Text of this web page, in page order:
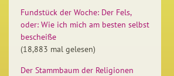
Fundstück der Woche: Der Fels,
oder: Wie ich mich am besten selbst
bescheiße
(18,883 mal gelesen)
Der Stammbaum der Religionen